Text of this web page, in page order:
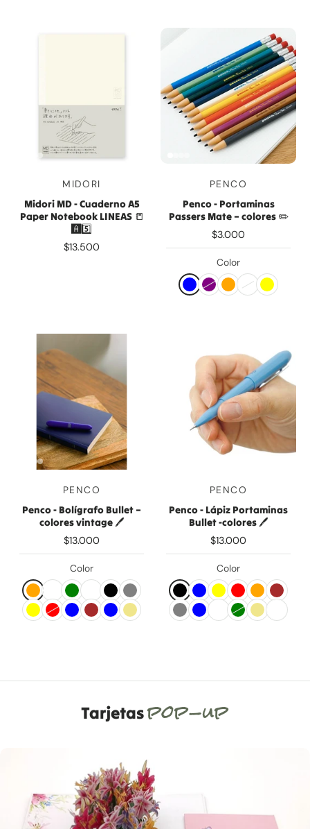
MIDORI
Midori MD - Cuaderno A5
Paper Notebook LINEAS 📒
🅰️5️⃣
$13.500
PENCO
Penco - Portaminas
Passers Mate – colores ✏️
$3.000
Color
PENCO
Penco - Bolígrafo Bullet –
colores vintage 🖊️
$13.000
Color
PENCO
Penco - Lápiz Portaminas
Bullet -colores 🖊️
$13.000
Color
Tarjetaspop-up